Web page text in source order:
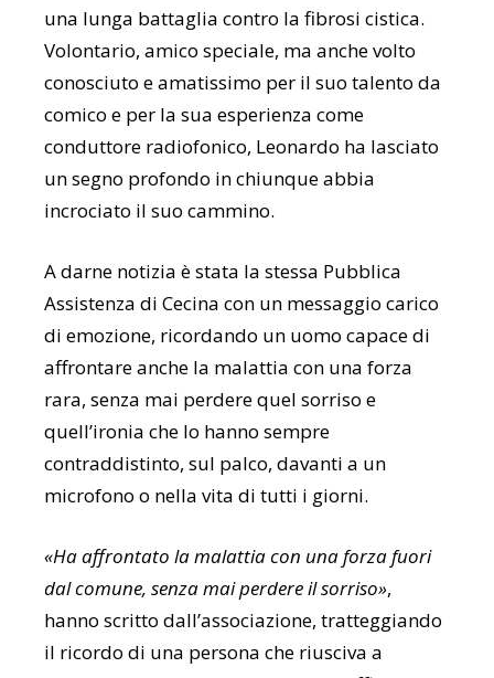
una lunga battaglia contro la fibrosi cistica.
Volontario, amico speciale, ma anche volto
conosciuto e amatissimo per il suo talento da
comico e per la sua esperienza come
conduttore radiofonico, Leonardo ha lasciato
un segno profondo in chiunque abbia
incrociato il suo cammino.
A darne notizia è stata la stessa Pubblica
Assistenza di Cecina con un messaggio carico
di emozione, ricordando un uomo capace di
affrontare anche la malattia con una forza
rara, senza mai perdere quel sorriso e
quell’ironia che lo hanno sempre
contraddistinto, sul palco, davanti a un
microfono o nella vita di tutti i giorni.
«Ha affrontato la malattia con una forza fuori
dal comune, senza mai perdere il sorriso»,
hanno scritto dall’associazione, tratteggiando
il ricordo di una persona che riusciva a